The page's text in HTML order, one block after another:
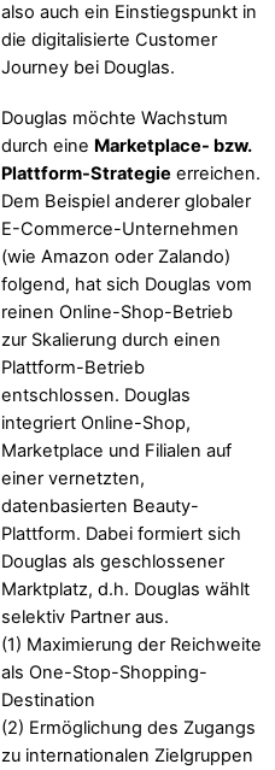
also auch ein Einstiegspunkt in
die digitalisierte Customer
Journey bei Douglas.
Douglas möchte Wachstum
durch eine Marketplace- bzw.
Plattform-Strategie erreichen.
Dem Beispiel anderer globaler
E-Commerce-Unternehmen
(wie Amazon oder Zalando)
folgend, hat sich Douglas vom
reinen Online-Shop-Betrieb
zur Skalierung durch einen
Plattform-Betrieb
entschlossen. Douglas
integriert Online-Shop,
Marketplace und Filialen auf
einer vernetzten,
datenbasierten Beauty-
Plattform. Dabei formiert sich
Douglas als geschlossener
Marktplatz, d.h. Douglas wählt
selektiv Partner aus.
(1) Maximierung der Reichweite
als One-Stop-Shopping-
Destination
(2) Ermöglichung des Zugangs
zu internationalen Zielgruppen